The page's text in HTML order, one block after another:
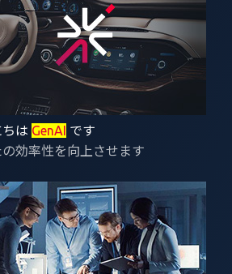
は GenAI です
の効率性を向上させます
ムにおける実践的な学習、
ーセキュリティ研究を行う際など
性のある自動車用小型ネットワー
Miniature Network：
メン」）はこのニーズに応えて開
トカードサイズのオープンソース
す。
開発したRAMNは、小型ながら現実